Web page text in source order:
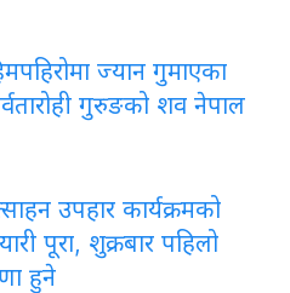
ज्यान गुमाएका
गुरुङको शव नेपाल
उपहार कार्यक्रमको
पूरा, शुक्रबार पहिलो
हुने